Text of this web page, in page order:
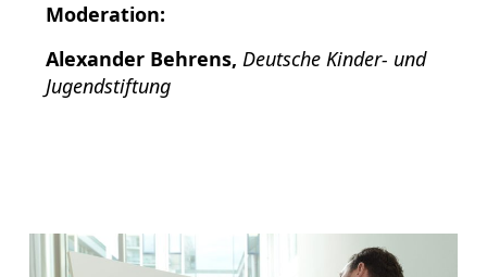
Moderation:
Alexander Behrens, Deutsche Kinder- und
Jugendstiftung